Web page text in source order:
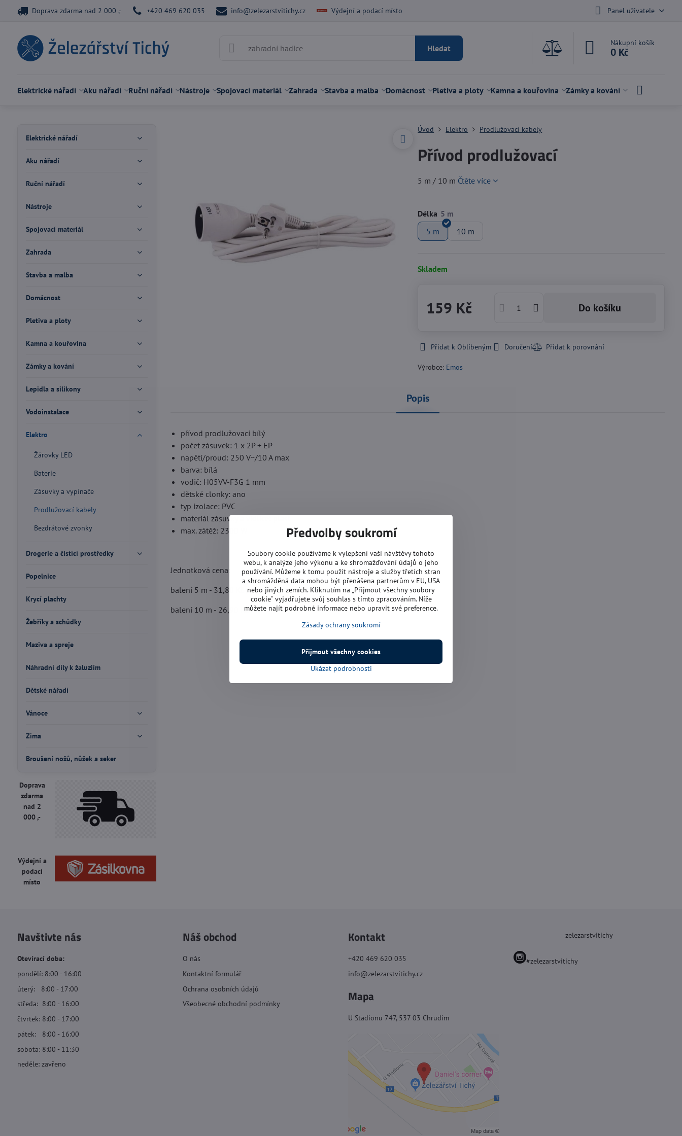
Doprava zdarma nad 2 000 ,- +420 469 620 035 info@zelezarstvitichy.cz Výdejní a podací místo Panel uživatele
Hledat
Nákupní košík
0 Kč
Elektrické nářadí Aku nářadí Ruční nářadí Nástroje Spojovací materiál Zahrada Stavba a malba Domácnost Pletiva a ploty Kamna a kouřovina Zámky a kování
Úvod Elektro Prodlužovací kabely
Přívod prodlužovací
5 m / 10 m Čtěte více
Délka
5 m
10 m
Skladem
159 Kč Do košíku
Přidat k Oblíbeným Doručení
Výrobce: Emos
Popis
přívod prodlužovací bílý
počet zásuvek: 1 x 2P + EP
napětí/proud: 250 V~/10 A max
barva: bílá
vodič: H05VV-F3G 1 mm
dětské clonky: ano
typ izolace: PVC
materiál zásuvky a vidlice: plast
max. zátěž: 2300 W
Jednotková cena:
balení 5 m - 31,80 Kč / m
balení 10 m - 26,90 Kč / m
Elektrické nářadí
Aku nářadí
Ruční nářadí
Nástroje
Spojovací materiál
Zahrada
Stavba a malba
Domácnost
Pletiva a ploty
Kamna a kouřovina
Zámky a kování
Lepidla a silikony
Vodoinstalace
Elektro
Žárovky LED
Baterie
Zásuvky a vypínače
Prodlužovací kabely
Bezdrátové zvonky
Drogerie a čistící prostředky
Popelnice
Krycí plachty
Žebříky a schůdky
Maziva a spreje
Náhradní díly k žaluziím
Dětské nářadí
Vánoce
Zima
Broušení nožů, nůžek a seker
Doprava
zdarma
nad 2
000 ,-
Výdejní a
podací
místo
Navštivte nás
Otevírací doba:
pondělí: 8:00 - 16:00
úterý: 8:00 - 17:00
středa: 8:00 - 16:00
čtvrtek: 8:00 - 17:00
pátek: 8:00 - 16:00
sobota: 8:00 - 11:30
neděle: zavřeno
Náš obchod
O nás
Kontaktní formulář
Ochrana osobních údajů
Všeobecné obchodní podmínky
Kontakt
+420 469 620 035
info@zelezarstvitichy.cz
Mapa
U Stadionu 747, 537 03 Chrudim
zelezarstvitichy
#zelezarstvitichy
Předvolby soukromí
Soubory cookie používáme k vylepšení vaší návštěvy tohoto
webu, k analýze jeho výkonu a ke shromažďování údajů o jeho
používání. Můžeme k tomu použít nástroje a služby třetích stran
a shromážděná data mohou být přenášena partnerům v EU, USA
nebo jiných zemích. Kliknutím na „Přijmout všechny soubory
cookie“ vyjadřujete svůj souhlas s tímto zpracováním. Níže
můžete najít podrobné informace nebo upravit své preference.
Zásady ochrany soukromí
Ukázat podrobnosti
Přijmout všechny cookies